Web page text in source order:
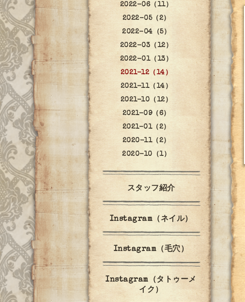
2022-06（11）
2022-05（2）
2022-04（5）
2022-03（12）
2022-01（13）
2021-12（14）
2021-11（14）
2021-10（12）
2021-09（6）
2021-01（2）
2020-11（2）
2020-10（1）
スタッフ紹介
Instagram（ネイル）
Instagram（毛穴）
Instagram（タトゥーメ
イク）